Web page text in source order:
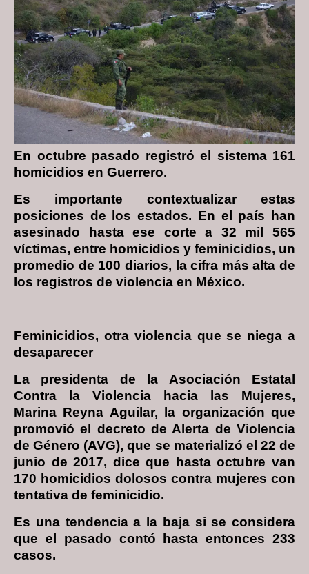
En octubre pasado registró el sistema 161
homicidios en Guerrero.
Es importante contextualizar estas
posiciones de los estados. En el país han
asesinado hasta ese corte a 32 mil 565
víctimas, entre homicidios y feminicidios, un
promedio de 100 diarios, la cifra más alta de
los registros de violencia en México.
Feminicidios, otra violencia que se niega a
desaparecer
La presidenta de la Asociación Estatal
Contra la Violencia hacia las Mujeres,
Marina Reyna Aguilar, la organización que
promovió el decreto de Alerta de Violencia
de Género (AVG), que se materializó el 22 de
junio de 2017, dice que hasta octubre van
170 homicidios dolosos contra mujeres con
tentativa de feminicidio.
Es una tendencia a la baja si se considera
que el pasado contó hasta entonces 233
casos.